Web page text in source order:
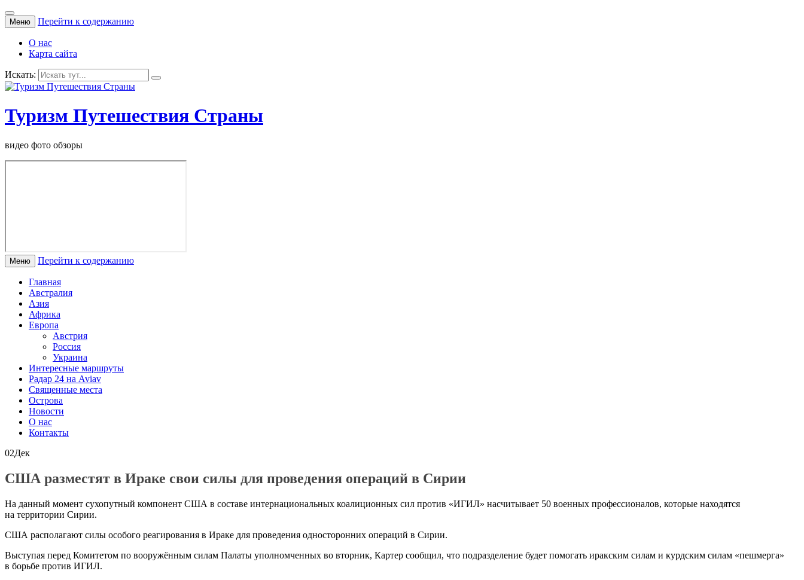
Меню Перейти к содержанию
О нас
Карта сайта
Искать:
Туризм Путешествия Страны
видео фото обзоры
Меню Перейти к содержанию
Главная
Австралия
Азия
Африка
Европа
Австрия
Россия
Украина
Интересные маршруты
Радар 24 на Aviav
Священные места
Острова
Новости
О нас
Контакты
02Дек
США разместят в Ираке свои силы для проведения операций в Сирии
На данный момент сухопутный компонент США в составе интернациональных коалиционных сил против «ИГИЛ» насчитывает 50 военных профессионалов, которые находятся
на территории Сирии.
США располагают силы особого реагирования в Ираке для проведения односторонних операций в Сирии.
Выступая перед Комитетом по вооружённым силам Палаты уполномченных во вторник, Картер сообщил, что подразделение будет помогать иракским силам и курдским силам «пешмерга»
в борьбе против ИГИЛ.